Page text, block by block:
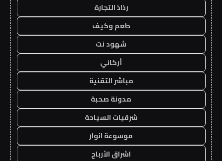
رذاذ التجارة
طعم وكيف
شهود نت
أركاني
مباشر التقنية
مدونة صحبة
شرقيات السياحة
موسوعة انوار
اشراق الأرباح